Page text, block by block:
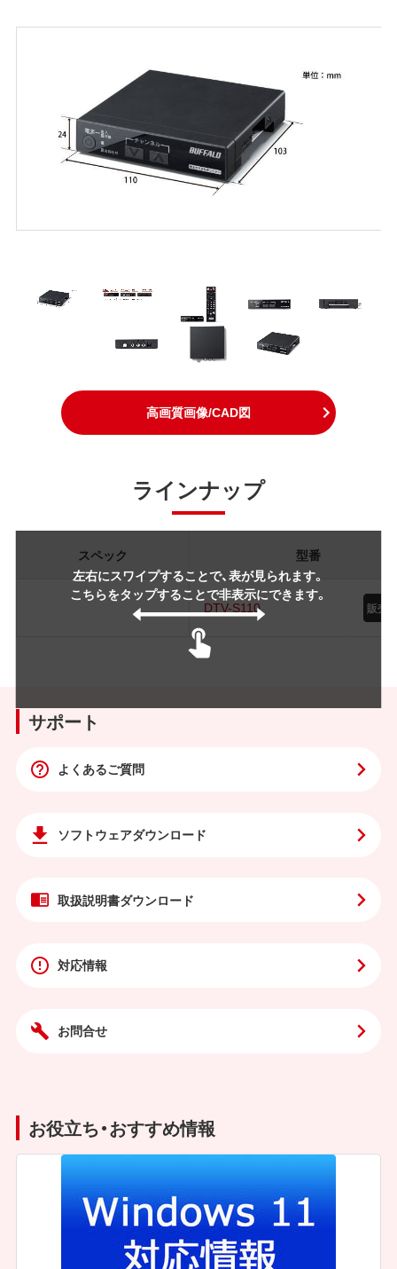
高画質画像/CAD図
ラインナップ
左右にスワイプすることで、表が見られます。
こちらをタップすることで非表示にできます。
スペック 型番
DTV-S110
サポート
よくあるご質問
ソフトウェアダウンロード
取扱説明書ダウンロード
対応情報
お問合せ
お役立ち・おすすめ情報